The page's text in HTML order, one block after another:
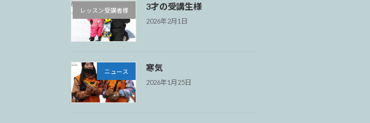
レッスン受講者様 3才の受講生様
2026年2月1日
ニュース 寒気
2026年1月25日